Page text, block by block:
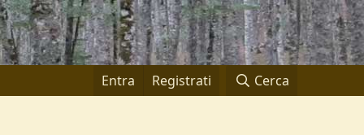
Entra Registrati Cerca